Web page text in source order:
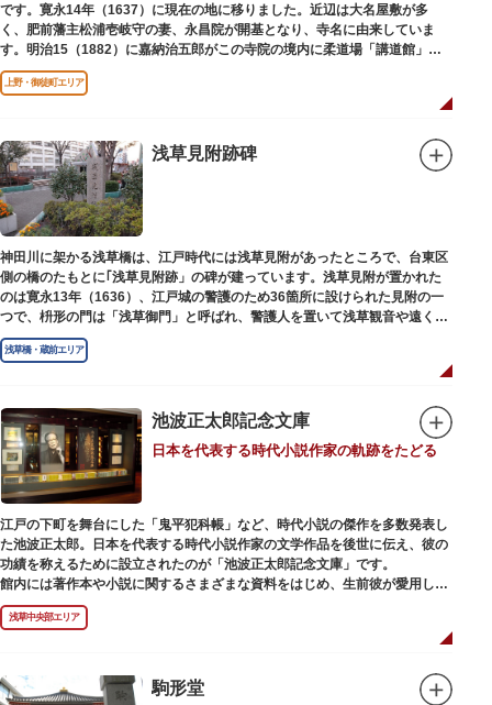
です。寛永14年（1637）に現在の地に移りました。近辺は大名屋敷が多
く、肥前藩主松浦壱岐守の妻、永昌院が開基となり、寺名に由来していま
す。明治15（1882）に嘉納治五郎がこの寺院の境内に柔道場「講道館」を
設立しました。
上野・御徒町エリア
浅草見附跡碑
神田川に架かる浅草橋は、江戸時代には浅草見附があったところで、台東区
側の橋のたもとに｢浅草見附跡」の碑が建っています。浅草見附が置かれた
のは寛永13年（1636）、江戸城の警護のため36箇所に設けられた見附の一
つで、枡形の門は「浅草御門」と呼ばれ、警護人を置いて浅草観音や遠くは
奥州へ往来する人々を取り締まりました。
浅草橋・蔵前エリア
池波正太郎記念文庫
日本を代表する時代小説作家の軌跡をたどる
江戸の下町を舞台にした「鬼平犯科帳」など、時代小説の傑作を多数発表し
た池波正太郎。日本を代表する時代小説作家の文学作品を後世に伝え、彼の
功績を称えるために設立されたのが「池波正太郎記念文庫」です。
館内には著作本や小説に関するさまざまな資料をはじめ、生前彼が愛用して
いた万年筆やパイプ、帽子などが展示されています。書斎も復元されてお
り、池波正太郎をより身近に感じられるスポットです。また「池波グッズ」
とよばれる、作品の舞台を紹介した古地図やポストカード、扇子など様々な
浅草中央部エリア
駒形堂